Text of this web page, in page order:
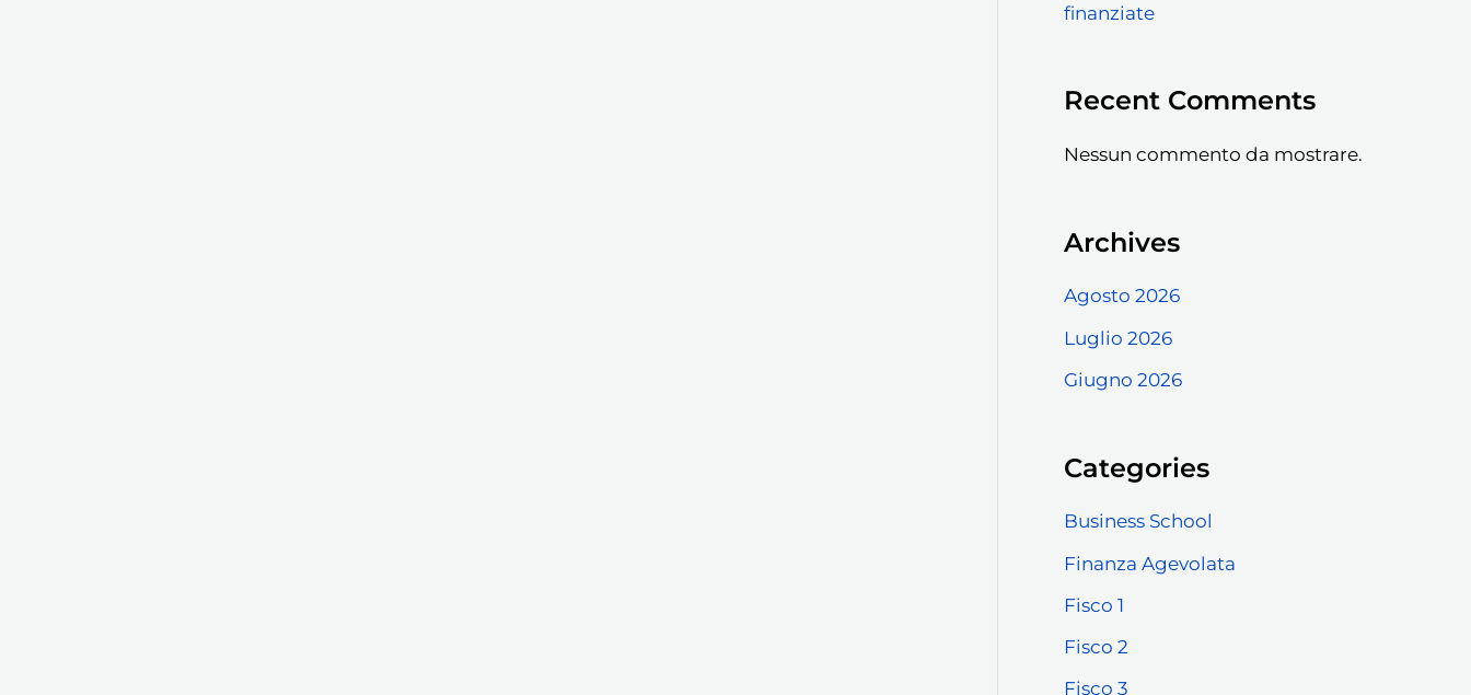
finanziate
Recent Comments
Nessun commento da mostrare.
Archives
Agosto 2026
Luglio 2026
Giugno 2026
Categories
Business School
Finanza Agevolata
Fisco 1
Fisco 2
Fisco 3